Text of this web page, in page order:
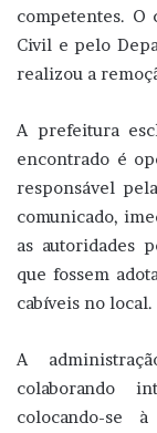
competentes. O
Civil e pelo
realizou a
A prefeitura
encontrado é
responsável
comunicado,
as autoridades
que fossem
cabíveis no local.
A
colaborando
colocando-se